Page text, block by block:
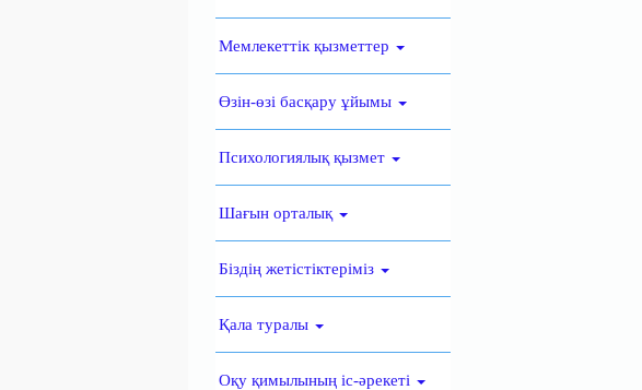
Мемлекеттік қызметтер
Өзін-өзі басқару ұйымы
Психологиялық қызмет
Шағын орталық
Біздің жетістіктеріміз
Қала туралы
Оқу қимылының іс-әрекеті